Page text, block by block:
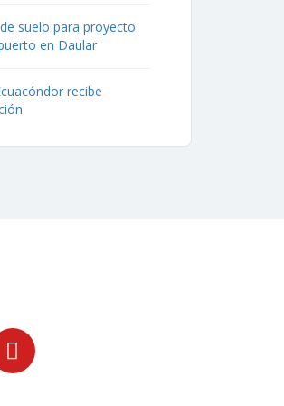
suelo para proyecto
en Daular
recibe